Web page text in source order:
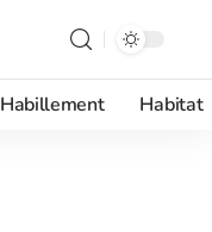
Habillement Habitat